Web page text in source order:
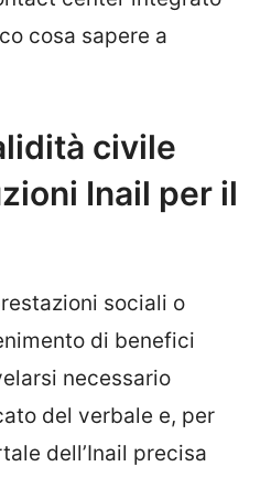
cosa sapere a
civile
Inail per il
sociali o
di benefici
necessario
del verbale e, per
dell’Inail precisa